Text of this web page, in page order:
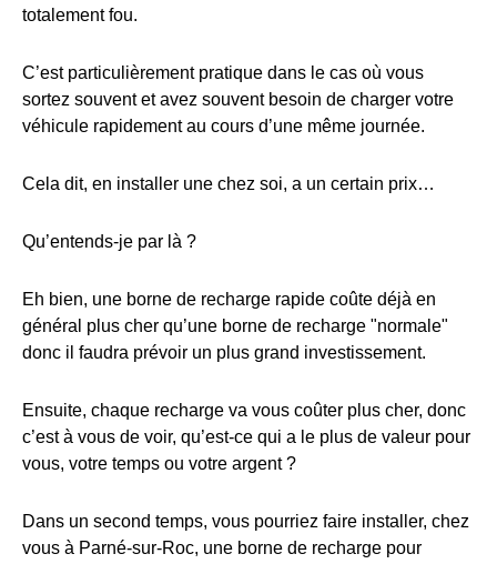
totalement fou.
C’est particulièrement pratique dans le cas où vous
sortez souvent et avez souvent besoin de charger votre
véhicule rapidement au cours d’une même journée.
Cela dit, en installer une chez soi, a un certain prix…
Qu’entends-je par là ?
Eh bien, une borne de recharge rapide coûte déjà en
général plus cher qu’une borne de recharge "normale"
donc il faudra prévoir un plus grand investissement.
Ensuite, chaque recharge va vous coûter plus cher, donc
c’est à vous de voir, qu’est-ce qui a le plus de valeur pour
vous, votre temps ou votre argent ?
Dans un second temps, vous pourriez faire installer, chez
vous à Parné-sur-Roc, une borne de recharge pour